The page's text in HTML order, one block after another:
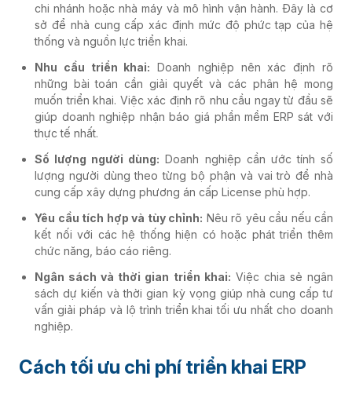
chi nhánh hoặc nhà máy và mô hình vận hành. Đây là cơ
sở để nhà cung cấp xác định mức độ phức tạp của hệ
thống và nguồn lực triển khai.
Nhu cầu triển khai: Doanh nghiệp nên xác định rõ
những bài toán cần giải quyết và các phân hệ mong
muốn triển khai. Việc xác định rõ nhu cầu ngay từ đầu sẽ
giúp doanh nghiệp nhận báo giá phần mềm ERP sát với
thực tế nhất.
Số lượng người dùng: Doanh nghiệp cần ước tính số
lượng người dùng theo từng bộ phận và vai trò để nhà
cung cấp xây dựng phương án cấp License phù hợp.
Yêu cầu tích hợp và tùy chỉnh: Nêu rõ yêu cầu nếu cần
kết nối với các hệ thống hiện có hoặc phát triển thêm
chức năng, báo cáo riêng.
Ngân sách và thời gian triển khai: Việc chia sẻ ngân
sách dự kiến và thời gian kỳ vọng giúp nhà cung cấp tư
vấn giải pháp và lộ trình triển khai tối ưu nhất cho doanh
nghiệp.
Cách tối ưu chi phí triển khai ERP